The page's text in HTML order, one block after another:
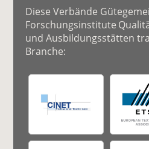
Diese Verbände
Forschungsinstitute
und Ausbildungsstätten
Branche: